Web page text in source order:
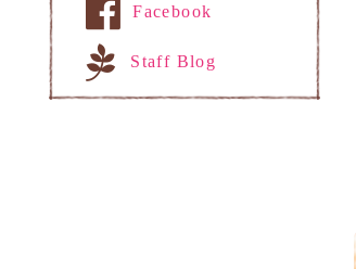
Facebook
Staff Blog